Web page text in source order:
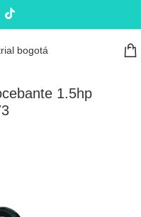
Motobombas
1.5hp